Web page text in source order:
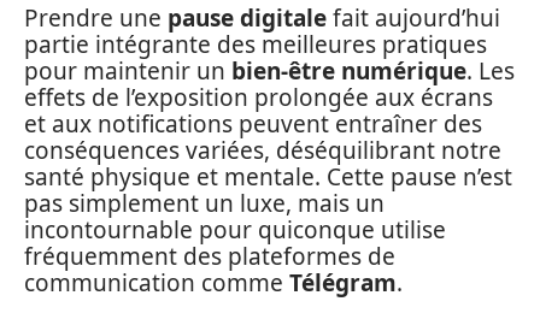
Prendre une pause digitalefait aujourd’hui
partie intégrante des meilleures pratiques
pour maintenir un bien-être numérique. Les
effets de l’exposition prolongée aux écrans
et aux notifications peuvent entraîner des
conséquences variées, déséquilibrant notre
santé physique et mentale. Cette pause n’est
pas simplement un luxe, mais un
incontournable pour quiconque utilise
fréquemment des plateformes de
communication comme Télégram.